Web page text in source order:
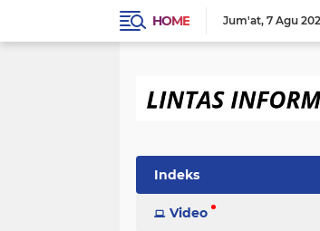
HOME Jum'at 7 Agu
Indeks
Video